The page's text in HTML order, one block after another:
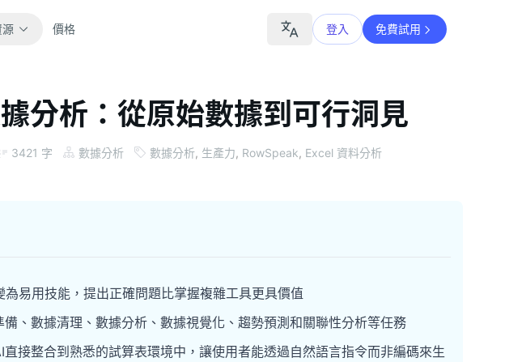
蹤。
源
的實用提示詞。
價格 登入 免費試用
分析：從原始數據到可行洞見
3421 字 數據分析 數據分析, 生產力, RowSpeak, Excel 資料分析
易用技能，提出正確問題比掌握複雜工具更具價值
、數據清理、數據分析、數據視覺化、趨勢預測和關聯性分析等任務
接整合到熟悉的試算表環境中，讓使用者能透過自然語言指令而非編碼來生